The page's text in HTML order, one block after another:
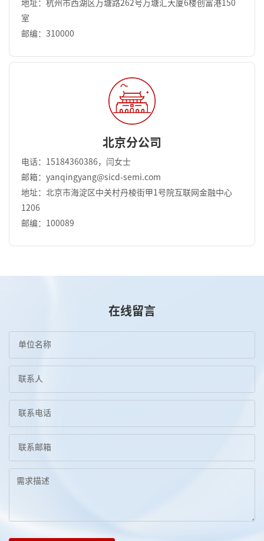
地址：杭州市西湖区万塘路262号万塘汇大厦6楼创富港150
室
邮编：310000
北京分公司
电话：15184360386，闫女士
邮箱：yanqingyang@sicd-semi.com
地址：北京市海淀区中关村丹棱街甲1号院互联网金融中心
1206
邮编：100089
在线留言